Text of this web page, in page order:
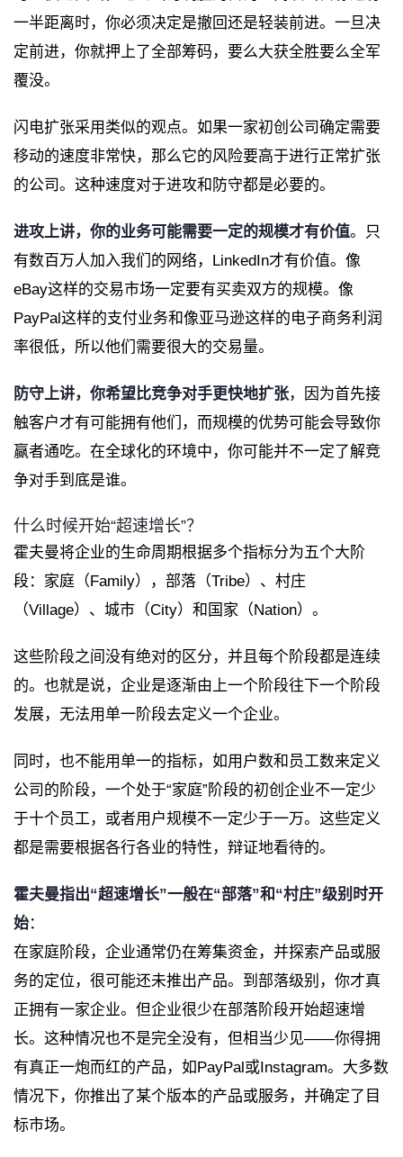
一半距离时，你必须决定是撤回还是轻装前进。一旦决
定前进，你就押上了全部筹码，要么大获全胜要么全军
覆没。
闪电扩张采用类似的观点。如果一家初创公司确定需要
移动的速度非常快，那么它的风险要高于进行正常扩张
的公司。这种速度对于进攻和防守都是必要的。
进攻上讲，你的业务可能需要一定的规模才有价值。只
有数百万人加入我们的网络，LinkedIn才有价值。像
eBay这样的交易市场一定要有买卖双方的规模。像
PayPal这样的支付业务和像亚马逊这样的电子商务利润
率很低，所以他们需要很大的交易量。
防守上讲，你希望比竞争对手更快地扩张，因为首先接
触客户才有可能拥有他们，而规模的优势可能会导致你
赢者通吃。在全球化的环境中，你可能并不一定了解竞
争对手到底是谁。
什么时候开始“超速增长”？
霍夫曼将企业的生命周期根据多个指标分为五个大阶
段：家庭（Family），部落（Tribe）、村庄
（Village）、城市（City）和国家（Nation）。
这些阶段之间没有绝对的区分，并且每个阶段都是连续
的。也就是说，企业是逐渐由上一个阶段往下一个阶段
发展，无法用单一阶段去定义一个企业。
同时，也不能用单一的指标，如用户数和员工数来定义
公司的阶段，一个处于“家庭”阶段的初创企业不一定少
于十个员工，或者用户规模不一定少于一万。这些定义
都是需要根据各行各业的特性，辩证地看待的。
霍夫曼指出“超速增长”一般在“部落”和“村庄”级别时开
始：
在家庭阶段，企业通常仍在筹集资金，并探索产品或服
务的定位，很可能还未推出产品。到部落级别，你才真
正拥有一家企业。但企业很少在部落阶段开始超速增
长。这种情况也不是完全没有，但相当少见——你得拥
有真正一炮而红的产品，如PayPal或Instagram。大多数
情况下，你推出了某个版本的产品或服务，并确定了目
标市场。